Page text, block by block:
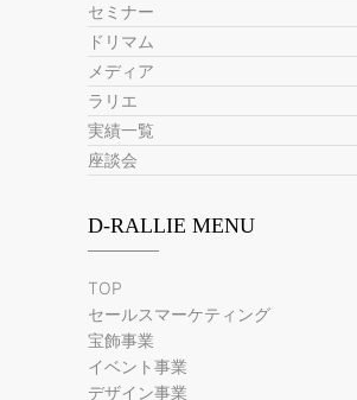
セミナー
ドリマム
メディア
ラリエ
実績一覧
座談会
D-RALLIE MENU
TOP
セールスマーケティング
宝飾事業
イベント事業
デザイン事業